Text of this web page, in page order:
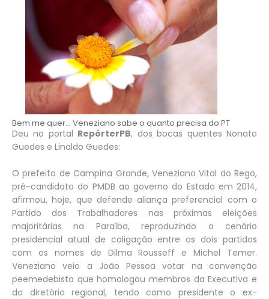
Bem me quer... Veneziano sabe o quanto precisa do PT
Deu no portal RepórterPB, dos bocas quentes Nonato
Guedes e Linaldo Guedes:
O prefeito de Campina Grande, Veneziano Vital do Rego,
pré-candidato do PMDB ao governo do Estado em 2014,
afirmou, hoje, que defende aliança preferencial com o
Partido dos Trabalhadores nas próximas eleições
majoritárias na Paraíba, reproduzindo o cenário
presidencial atual de coligação entre os dois partidos
com os nomes de Dilma Rousseff e Michel Temer.
Veneziano veio a João Pessoa votar na convenção
peemedebista que homologou membros da Executiva e
do diretório regional, tendo como presidente o ex-